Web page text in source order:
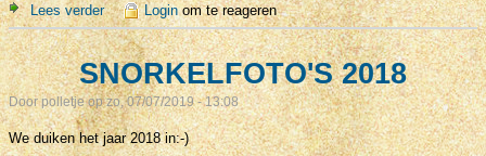
Lees verderover SNORKELFOTO'S 2019/2020/2021/2022
Loginom te reageren
SNORKELFOTO'S 2018
Doorpolletjeop zo, 07/07/2019 - 13:08
We duiken het jaar 2018 in:-)